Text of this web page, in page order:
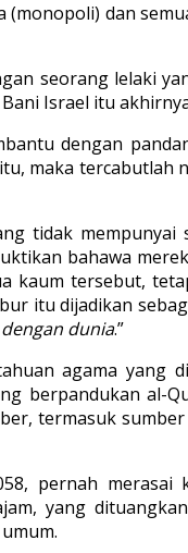
dan
seorang lelaki
Israel itu
dengan
maka tercabutlah
tidak
bahawa
tersebut,
itu dijadikan
dunia.”
agama
berpandukan al-
termasuk
pernah
yang